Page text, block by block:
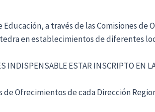
Educación, a través de las Comisiones
en establecimientos de diferentes
INDISPENSABLE ESTAR INSCRIPTO EN
Ofrecimientos de cada Dirección